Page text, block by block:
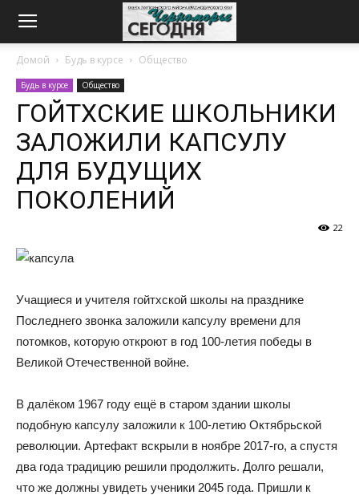
Домой Будь в курсе Общество
Будь в курсе Общество
ГОЙТХСКИЕ ШКОЛЬНИКИ
ЗАЛОЖИЛИ КАПСУЛУ
ДЛЯ БУДУЩИХ
ПОКОЛЕНИЙ
22
Учащиеся и учителя гойтхской школы на празднике
Последнего звонка заложили капсулу времени для
потомков, которую откроют в год 100-летия победы в
Великой Отечественной войне.
В далёком 1967 году ещё в старом здании школы
подобную капсулу заложили к 100-летию Октябрьской
революции. Артефакт вскрыли в ноябре 2017-го, а спустя
два года традицию решили продолжить. Долго решали,
что же должны увидеть ученики 2045 года. Пришли к